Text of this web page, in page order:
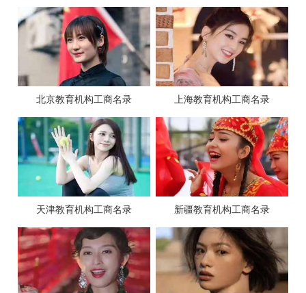
北京教育机构工商名录 上海教育机构工商名录
天津教育机构工商名录 新疆教育机构工商名录